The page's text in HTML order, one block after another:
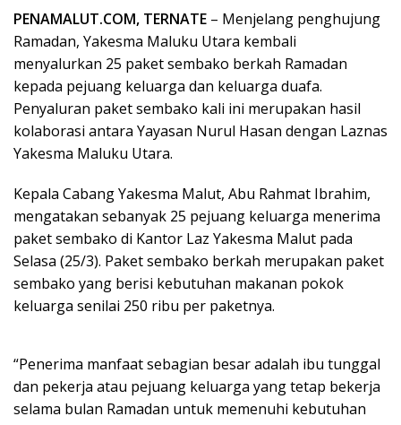
PENAMALUT.COM, TERNATE – Menjelang penghujung
Ramadan, Yakesma Maluku Utara kembali
menyalurkan 25 paket sembako berkah Ramadan
kepada pejuang keluarga dan keluarga duafa.
Penyaluran paket sembako kali ini merupakan hasil
kolaborasi antara Yayasan Nurul Hasan dengan Laznas
Yakesma Maluku Utara.
Kepala Cabang Yakesma Malut, Abu Rahmat Ibrahim,
mengatakan sebanyak 25 pejuang keluarga menerima
paket sembako di Kantor Laz Yakesma Malut pada
Selasa (25/3). Paket sembako berkah merupakan paket
sembako yang berisi kebutuhan makanan pokok
keluarga senilai 250 ribu per paketnya.
“Penerima manfaat sebagian besar adalah ibu tunggal
dan pekerja atau pejuang keluarga yang tetap bekerja
selama bulan Ramadan untuk memenuhi kebutuhan